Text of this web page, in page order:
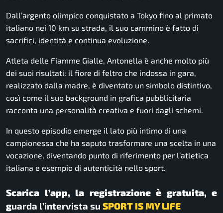
Dall’argento olimpico conquistato a Tokyo fino al primato
italiano nei 10 km su strada, il suo cammino è fatto di
sacrifici, identità e continua evoluzione.
Atleta delle Fiamme Gialle, Antonella è anche molto più
dei suoi risultati: il fiore di feltro che indossa in gara,
realizzato dalla madre, è diventato un simbolo distintivo,
così come il suo background in grafica pubblicitaria
racconta una personalità creativa e fuori dagli schemi.
In questo episodio emerge il lato più intimo di una
campionessa che ha saputo trasformare una scelta in una
vocazione, diventando punto di riferimento per l’atletica
italiana e esempio di autenticità nello sport.
Scarica l’app, la registrazione è gratuita, e
guarda l’intervista su SPORT IS MY LIFE